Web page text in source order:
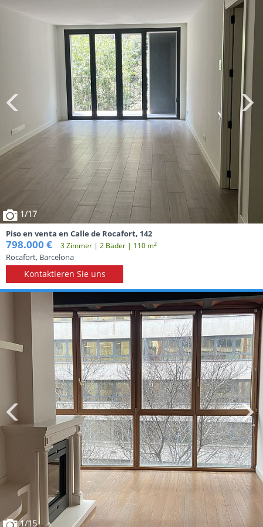
1/17
Piso en venta en Calle de Rocafort, 142
798.000 € 3 Zimmer | 2 Вäder | 110 m2
Rocafort, Barcelona
Kontaktieren Sie uns
1/15